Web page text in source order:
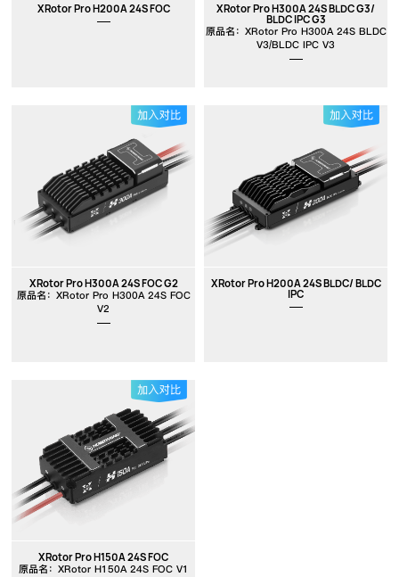
XRotor Pro H200A 24S FOC
XRotor Pro H300A 24S BLDC G3/
BLDC IPC G3
原品名：XRotor Pro H300A 24S BLDC
V3/BLDC IPC V3
XRotor Pro H300A 24S FOC G2
原品名：XRotor Pro H300A 24S FOC
V2
XRotor Pro H200A 24S BLDC/ BLDC
IPC
XRotor Pro H150A 24S FOC
原品名：XRotor H150A 24S FOC V1